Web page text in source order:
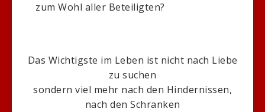
zum Wohl aller Beteiligten?
Das Wichtigste im Leben ist nicht nach Liebe
zu suchen
sondern viel mehr nach den Hindernissen,
nach den Schranken